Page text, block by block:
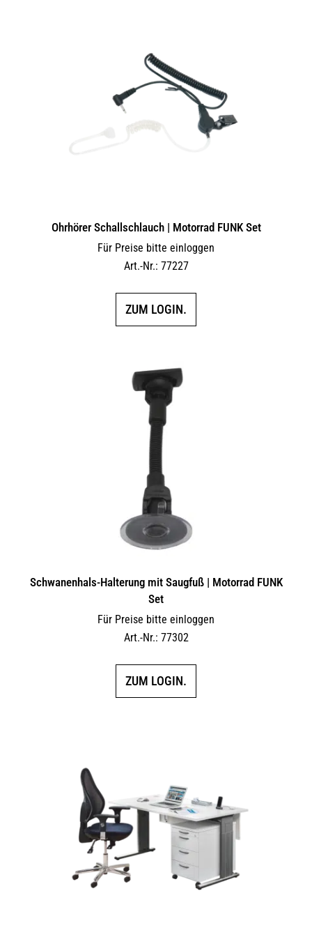
Ohrhörer Schallschlauch | Motorrad FUNK Set
Für Preise bitte einloggen
Art.-Nr.: 77227
ZUM LOGIN.
Schwanenhals-Halterung mit Saugfuß | Motorrad FUNK
Set
Für Preise bitte einloggen
Art.-Nr.: 77302
ZUM LOGIN.